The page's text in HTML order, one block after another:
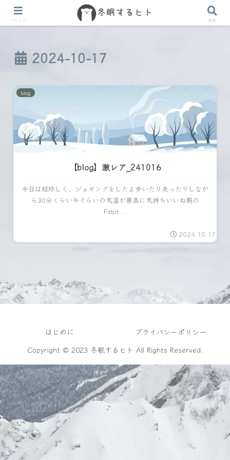
2024-10-17
blog
【blog】激レア_241016
今日は超珍しく、ジョギングをしたよ歩いたり走ったりしなが
ら30分くらい今ぐらいの気温が最高に気持ちいいね腕の
Fitbit...
2024.10.17
はじめに
プライバシーポリシー
Copyright © 2023 冬眠するヒト All Rights Reserved.
メニュー 検索